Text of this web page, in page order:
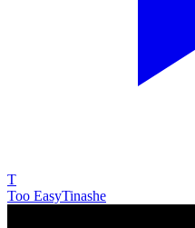
T
Too EasyTinashe